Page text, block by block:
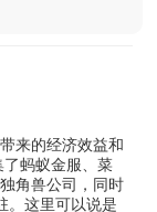
来的经济效益和
蚂蚁金服、菜
角兽公司，同时
。这里可以说是